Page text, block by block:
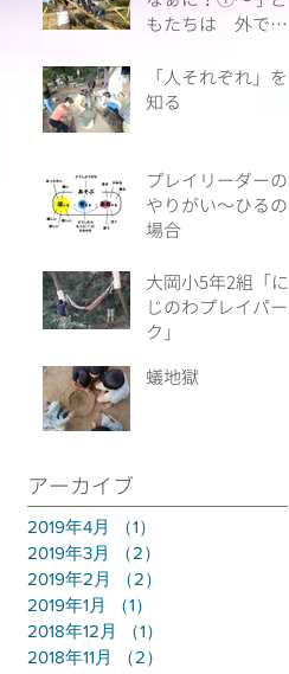
もたちは 外で生
ますか？
「人それぞれ」を
知る
プレイリーダーの
やりがい～ひるの
場合
大岡小5年2組「に
じのわプレイパー
ク」
蟻地獄
アーカイブ
2019年4月 （1）
2019年3月
（2）
2019年2月
（2）
2019年1月
（1）
2018年12月
（1）
2018年11月
（2）